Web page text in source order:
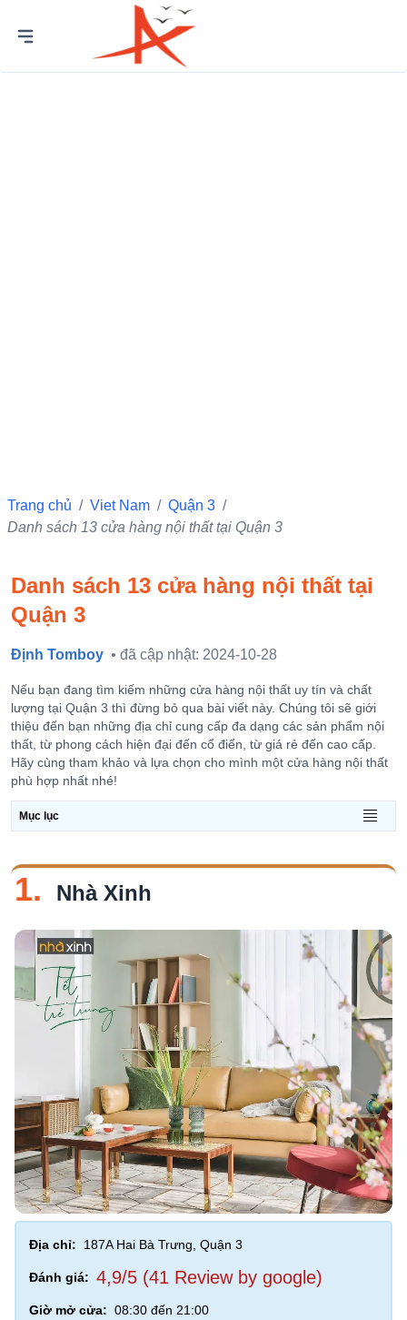
Trang chủ / Viet Nam / Quận 3 /
Danh sách 13 cửa hàng nội thất tại Quận 3
Danh sách 13 cửa hàng nội thất tại
Quận 3
Định Tomboy • đã cập nhật: 2024-10-28
Nếu bạn đang tìm kiếm những cửa hàng nội thất uy tín và chất
lượng tại Quận 3 thì đừng bỏ qua bài viết này. Chúng tôi sẽ giới
thiệu đến bạn những địa chỉ cung cấp đa dạng các sản phẩm nội
thất, từ phong cách hiện đại đến cổ điển, từ giá rẻ đến cao cấp.
Hãy cùng tham khảo và lựa chọn cho mình một cửa hàng nội thất
phù hợp nhất nhé!
Mục lục
1. Nhà Xinh
Địa chỉ: 187A Hai Bà Trưng, Quận 3
Đánh giá: 4,9/5 (41 Review by google)
Giờ mở cửa: 08:30 đến 21:00